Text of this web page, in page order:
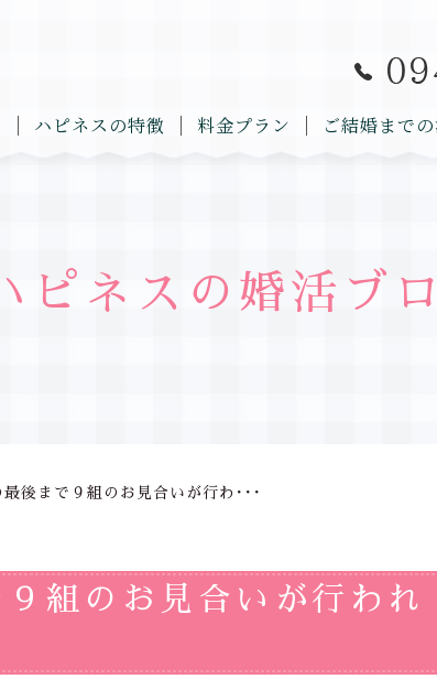
ハピネスの特徴 料金プラン ご結婚まで
ピネスの婚活ブ
最後まで９組のお見合いが行わ･･･
組のお見合いが行われ